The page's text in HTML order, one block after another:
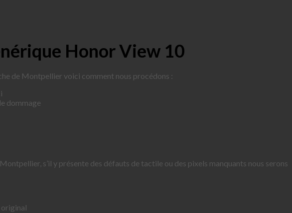
Honor View 10
de Montpellier voici comment nous procédons :
dommage
s’il y présente des défauts de tactile ou des pixels manquants nous serons
original